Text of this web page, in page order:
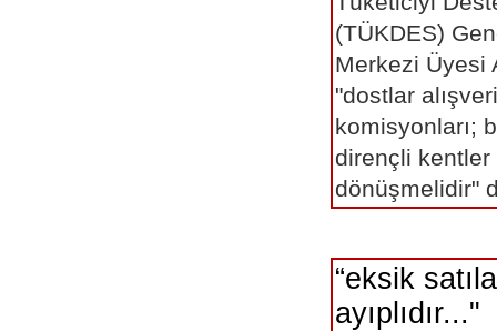
(TÜKDES)
Merkezi Üyesi
"dostlar
komisyonları;
dirençli kentler
dönüşmelidir"
“eksik
ayıplıdır..."